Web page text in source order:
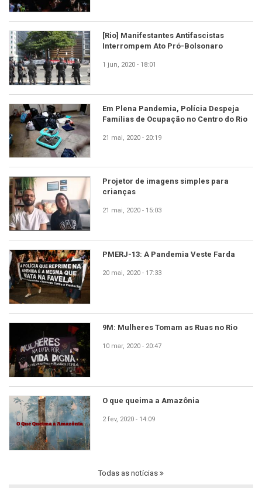
[Rio] Manifestantes Antifascistas
Interrompem Ato Pró-Bolsonaro
1 jun, 2020 - 18:01
Em Plena Pandemia, Polícia Despeja
Famílias de Ocupação no Centro do Rio
21 mai, 2020 - 20:19
Projetor de imagens simples para
crianças
21 mai, 2020 - 15:03
PMERJ-13: A Pandemia Veste Farda
20 mai, 2020 - 17:33
9M: Mulheres Tomam as Ruas no Rio
10 mar, 2020 - 20:47
O que queima a Amazônia
2 fev, 2020 - 14:09
Todas as notícias